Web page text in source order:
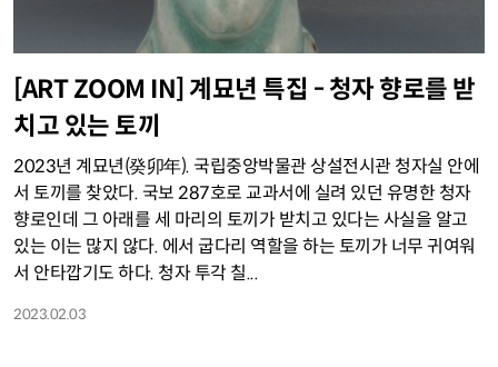
[ART ZOOM IN] 계묘년 특집 - 청자 향로를 받
치고 있는 토끼
2023년 계묘년(癸卯年). 국립중앙박물관 상설전시관 청자실 안에
서 토끼를 찾았다. 국보 287호로 교과서에 실려 있던 유명한 청자
향로인데 그 아래를 세 마리의 토끼가 받치고 있다는 사실을 알고
있는 이는 많지 않다. 에서 굽다리 역할을 하는 토끼가 너무 귀여워
서 안타깝기도 하다. 청자 투각 칠...
2023.02.03